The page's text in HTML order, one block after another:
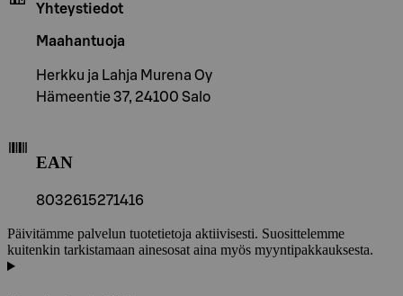
Yhteystiedot
Maahantuoja
Herkku ja Lahja Murena Oy
Hämeentie 37, 24100 Salo
EAN
8032615271416
Päivitämme palvelun tuotetietoja aktiivisesti. Suosittelemme
kuitenkin tarkistamaan ainesosat aina myös myyntipakkauksesta.